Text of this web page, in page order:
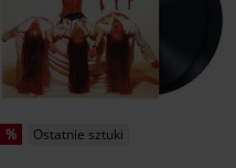
% Ostatnie sztuki